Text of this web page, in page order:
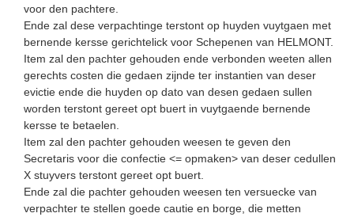
voor den pachtere.
Ende zal dese verpachtinge terstont op huyden vuytgaen met
bernende kersse gerichtelick voor Schepenen van HELMONT.
Item zal den pachter gehouden ende verbonden weeten allen
gerechts costen die gedaen zijnde ter instantien van deser
evictie ende die huyden op dato van desen gedaen sullen
worden terstont gereet opt buert in vuytgaende bernende
kersse te betaelen.
Item zal den pachter gehouden weesen te geven den
Secretaris voor die confectie <= opmaken> van deser cedullen
X stuyvers terstont gereet opt buert.
Ende zal die pachter gehouden weesen ten versuecke van
verpachter te stellen goede cautie en borge, die metten